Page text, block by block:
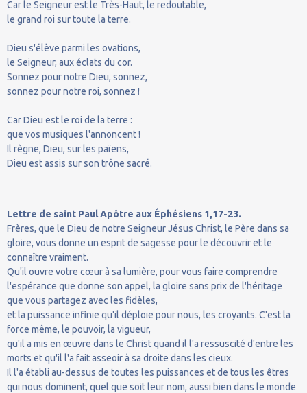
Car le Seigneur est le Très-Haut, le redoutable,
le grand roi sur toute la terre.
Dieu s'élève parmi les ovations,
le Seigneur, aux éclats du cor.
Sonnez pour notre Dieu, sonnez,
sonnez pour notre roi, sonnez !
Car Dieu est le roi de la terre :
que vos musiques l'annoncent !
Il règne, Dieu, sur les païens,
Dieu est assis sur son trône sacré.
Lettre de saint Paul Apôtre aux Éphésiens 1,17-23.
Frères, que le Dieu de notre Seigneur Jésus Christ, le Père dans sa
gloire, vous donne un esprit de sagesse pour le découvrir et le
connaître vraiment.
Qu'il ouvre votre cœur à sa lumière, pour vous faire comprendre
l'espérance que donne son appel, la gloire sans prix de l'héritage
que vous partagez avec les fidèles,
et la puissance infinie qu'il déploie pour nous, les croyants. C'est la
force même, le pouvoir, la vigueur,
qu'il a mis en œuvre dans le Christ quand il l'a ressuscité d'entre les
morts et qu'il l'a fait asseoir à sa droite dans les cieux.
Il l'a établi au-dessus de toutes les puissances et de tous les êtres
qui nous dominent, quel que soit leur nom, aussi bien dans le monde